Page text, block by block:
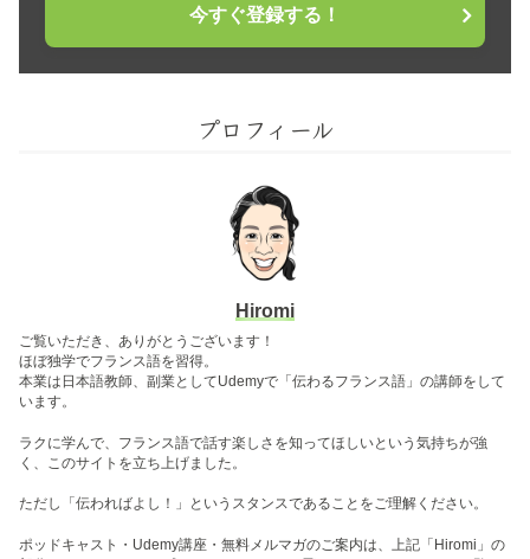
今すぐ登録する！
プロフィール
Hiromi
ご覧いただき、ありがとうございます！
ほぼ独学でフランス語を習得。
本業は日本語教師、副業としてUdemyで「伝わるフランス語」の講師をして
います。
ラクに学んで、フランス語で話す楽しさを知ってほしいという気持ちが強
く、このサイトを立ち上げました。
ただし「伝わればよし！」というスタンスであることをご理解ください。
ポッドキャスト・Udemy講座・無料メルマガのご案内は、上記「Hiromi」の